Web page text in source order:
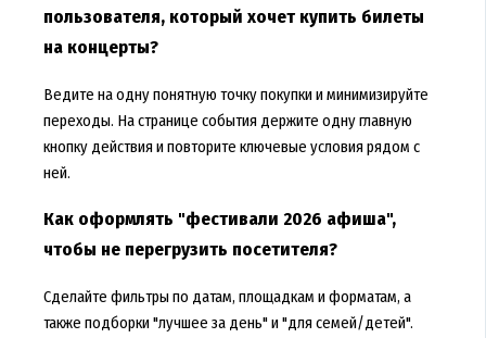
пользователя, который хочет купить билеты
на концерты?
Ведите на одну понятную точку покупки и минимизируйте
переходы. На странице события держите одну главную
кнопку действия и повторите ключевые условия рядом с
ней.
Как оформлять "фестивали 2026 афиша",
чтобы не перегрузить посетителя?
Сделайте фильтры по датам, площадкам и форматам, а
также подборки "лучшее за день" и "для семей/детей".